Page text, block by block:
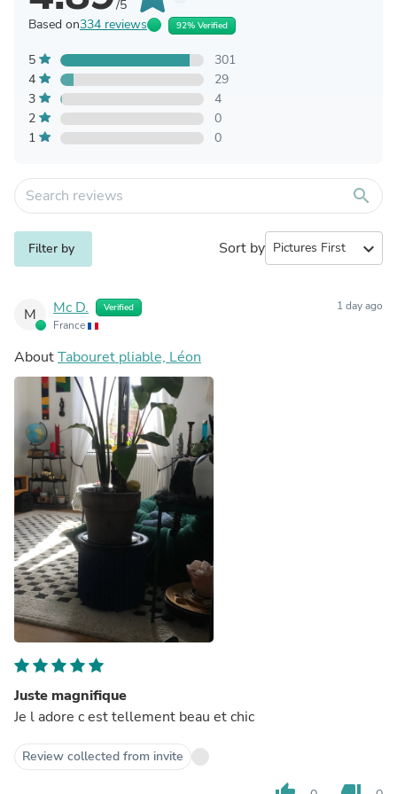
/5
Based on334 reviews 92% Verified
5
301
4
29
3
4
2
0
1
0
search
Filter by Sort by expand_more
M Mc D. Verified
France
1 day ago
AboutTabouret pliable, Léon
Juste magnifique
Je l adore c est tellement beau et chic
Review collected from invite